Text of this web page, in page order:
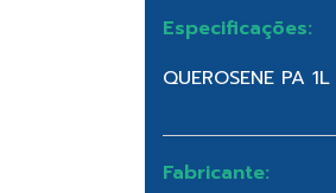
Especificações:
QUEROSENE PA 1L
Fabricante: